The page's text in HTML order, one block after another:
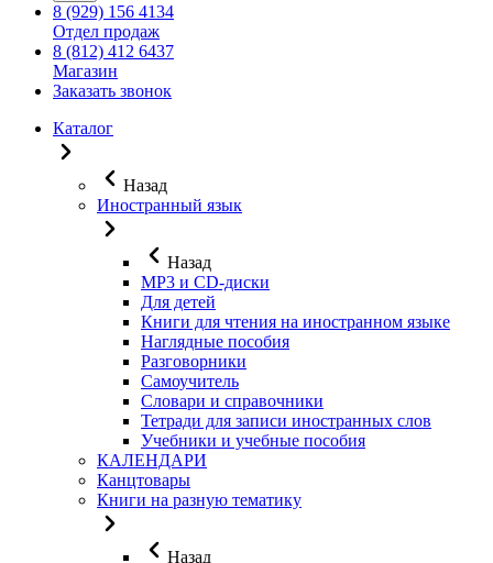
8 (929) 156 4134
Отдел продаж
8 (812) 412 6437
Магазин
Заказать звонок
Каталог
Назад
Иностранный язык
Назад
MP3 и CD-диски
Для детей
Книги для чтения на иностранном языке
Наглядные пособия
Разговорники
Самоучитель
Словари и справочники
Тетради для записи иностранных слов
Учебники и учебные пособия
КАЛЕНДАРИ
Канцтовары
Книги на разную тематику
Назад